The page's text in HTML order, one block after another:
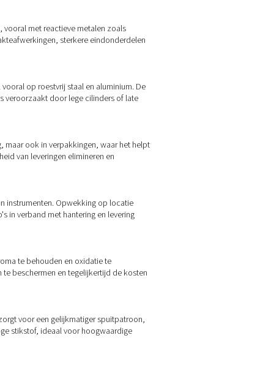
Of u nu 95% voor basistoepassingen of 99,999% voor
op locatie alleen wat nodig is. Minder leveringen
de gezondheids- en veiligheidsrisico's voor uw team –
maakt
te stroomlijnen, stikstofopwekking op locatie biedt
het printen voorkomen, vooral met reactieve metalen
gladdere oppervlakteafwerkingen, sterkere